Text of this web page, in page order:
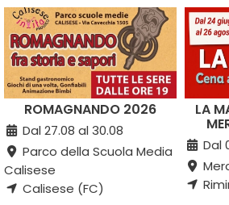
ROMAGNANDO 2026
Dal 27.08 al 30.08
Parco della Scuola Media
Calisese
Calisese (FC)
LA
Dal